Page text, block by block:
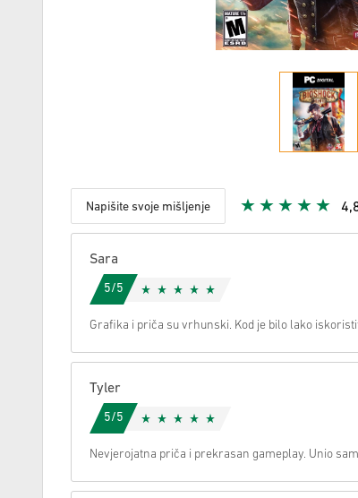
Napišite svoje mišljenje
Možemo li vam pomoći oko nečega?
Sara
5/5
Grafika i priča su vrhunski. Kod je bilo lako
Tyler
5/5
Nevjerojatna priča i prekrasan gameplay. Unio